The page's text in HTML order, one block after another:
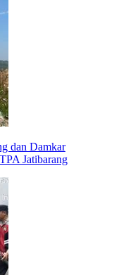
dan Damkar
Jatibarang